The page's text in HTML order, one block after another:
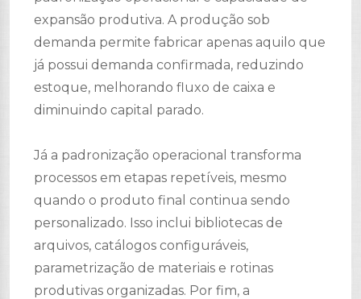
expansão produtiva. A produção sob
demanda permite fabricar apenas aquilo que
já possui demanda confirmada, reduzindo
estoque, melhorando fluxo de caixa e
diminuindo capital parado.
Já a padronização operacional transforma
processos em etapas repetíveis, mesmo
quando o produto final continua sendo
personalizado. Isso inclui bibliotecas de
arquivos, catálogos configuráveis,
parametrização de materiais e rotinas
produtivas organizadas. Por fim, a